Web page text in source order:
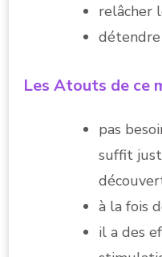
relâcher
Les Atouts de ce
pas
suffit
à la fois
il a des